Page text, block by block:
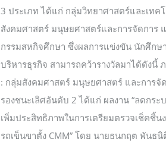
3 ประเภท ได้แก่ กลุ่มวิทยาศาสตร์และเทค
สังคมศาสตร์ มนุษยศาสตร์และการจัดการ
กรรมสหกิจศึกษา ซึ่งผลการแข่งขัน นักศึก
บริหารธุรกิจ สามารถคว้ารางวัลมาได้ดังนี้
: กลุ่มสังคมศาสตร์ มนุษยศาสตร์ และการจั
รองชนะเลิศอันดับ 2 ได้แก่ ผลงาน “ลดกระ
เพิ่มประสิทธิภาพในการเตรียมตรวจเช็คชิ้น
รถเข็นขาตั้ง CMM” โดย นายธนกฤต พันธ